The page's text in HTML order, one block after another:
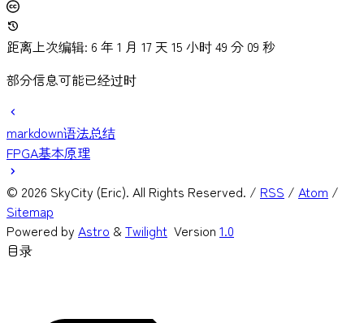
距离上次编辑: 6 年 1 月 17 天 15 小时 49 分 12 秒
部分信息可能已经过时
markdown语法总结
FPGA基本原理
© 2026 SkyCity (Eric). All Rights Reserved. / RSS / Atom /
Sitemap
Powered by Astro &Twilight Version 1.0
目录